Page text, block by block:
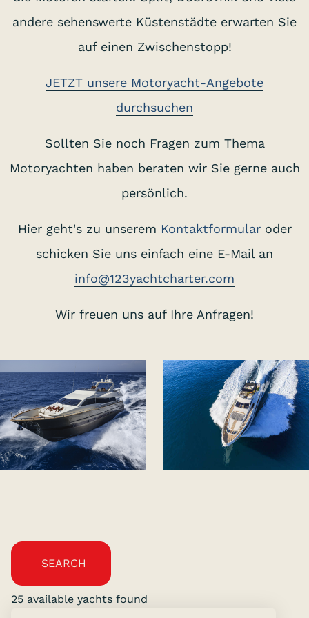
andere sehenswerte Küstenstädte erwarten Sie
auf einen Zwischenstopp!
JETZT unsere Motoryacht-Angebote
durchsuchen
Sollten Sie noch Fragen zum Thema
Motoryachten haben beraten wir Sie gerne auch
persönlich.
Hier geht's zu unserem Kontaktformularoder
schicken Sie uns einfach eine E-Mail an
info@123yachtcharter.com
Wir freuen uns auf Ihre Anfragen!
SEARCH
25 available yachts found